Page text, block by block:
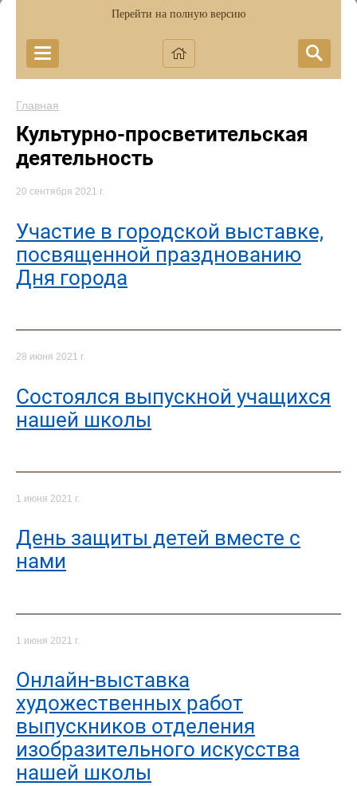
Перейти на полную версию
Главная
Культурно-просветительская
деятельность
20 сентября 2021 г.
Участие в городской выставке,
посвященной празднованию
Дня города
28 июня 2021 г.
Состоялся выпускной учащихся
нашей школы
1 июня 2021 г.
День защиты детей вместе с
нами
1 июня 2021 г.
Онлайн-выставка
художественных работ
выпускников отделения
изобразительного искусства
нашей школы